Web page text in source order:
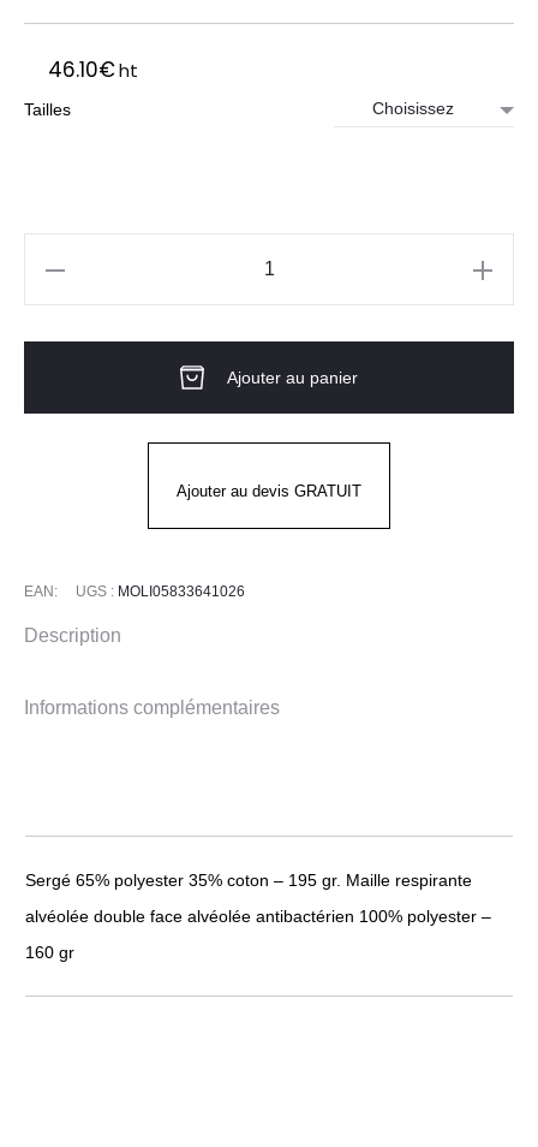
46.10€ht
Tailles
ML
Ajouter au panier
Ajouter au devis GRATUIT
EAN: UGS : MOLI05833641026
Description
Informations complémentaires
Sergé 65% polyester 35% coton – 195 gr. Maille respirante
alvéolée double face alvéolée antibactérien 100% polyester –
160 gr